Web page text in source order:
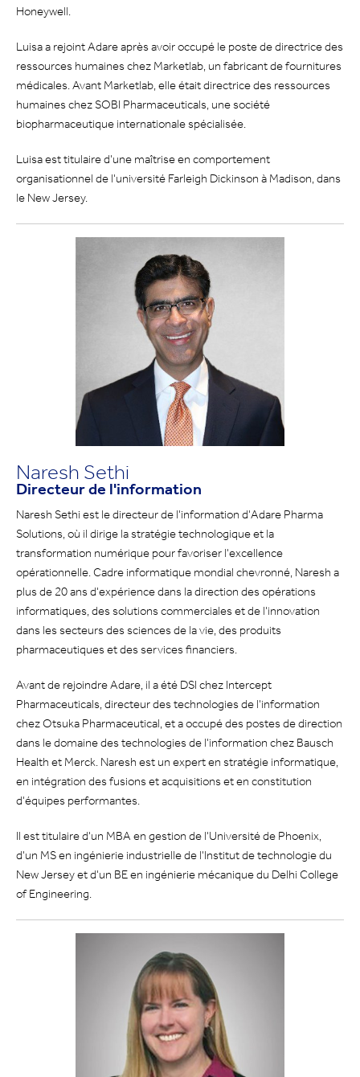
Honeywell.
Luisa a rejoint Adare après avoir occupé le poste de directrice des
ressources humaines chez Marketlab, un fabricant de fournitures
médicales. Avant Marketlab, elle était directrice des ressources
humaines chez SOBI Pharmaceuticals, une société
biopharmaceutique internationale spécialisée.
Luisa est titulaire d'une maîtrise en comportement
organisationnel de l'université Farleigh Dickinson à Madison, dans
le New Jersey.
Naresh Sethi
Directeur de l'information
Naresh Sethi est le directeur de l'information d'Adare Pharma
Solutions, où il dirige la stratégie technologique et la
transformation numérique pour favoriser l'excellence
opérationnelle. Cadre informatique mondial chevronné, Naresh a
plus de 20 ans d'expérience dans la direction des opérations
informatiques, des solutions commerciales et de l'innovation
dans les secteurs des sciences de la vie, des produits
pharmaceutiques et des services financiers.
Avant de rejoindre Adare, il a été DSI chez Intercept
Pharmaceuticals, directeur des technologies de l'information
chez Otsuka Pharmaceutical, et a occupé des postes de direction
dans le domaine des technologies de l'information chez Bausch
Health et Merck. Naresh est un expert en stratégie informatique,
en intégration des fusions et acquisitions et en constitution
d'équipes performantes.
Il est titulaire d'un MBA en gestion de l'Université de Phoenix,
d'un MS en ingénierie industrielle de l'Institut de technologie du
New Jersey et d'un BE en ingénierie mécanique du Delhi College
of Engineering.